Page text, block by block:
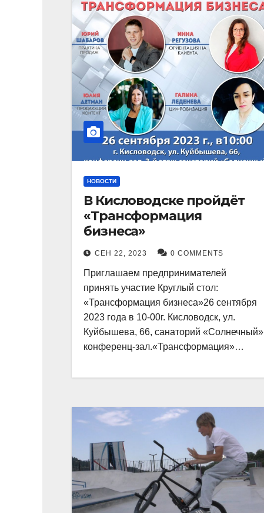
НОВОСТИ
В Кисловодске пройдёт
«Трансформация
бизнеса»
СЕН 22, 2023 0 COMMENTS
Приглашаем предпринимателей
принять участие Круглый стол:
«Трансформация бизнеса»26 сентября
2023 года в 10-00г. Кисловодск, ул.
Куйбышева, 66, санаторий «Солнечный»
конференц-зал.«Трансформация»…